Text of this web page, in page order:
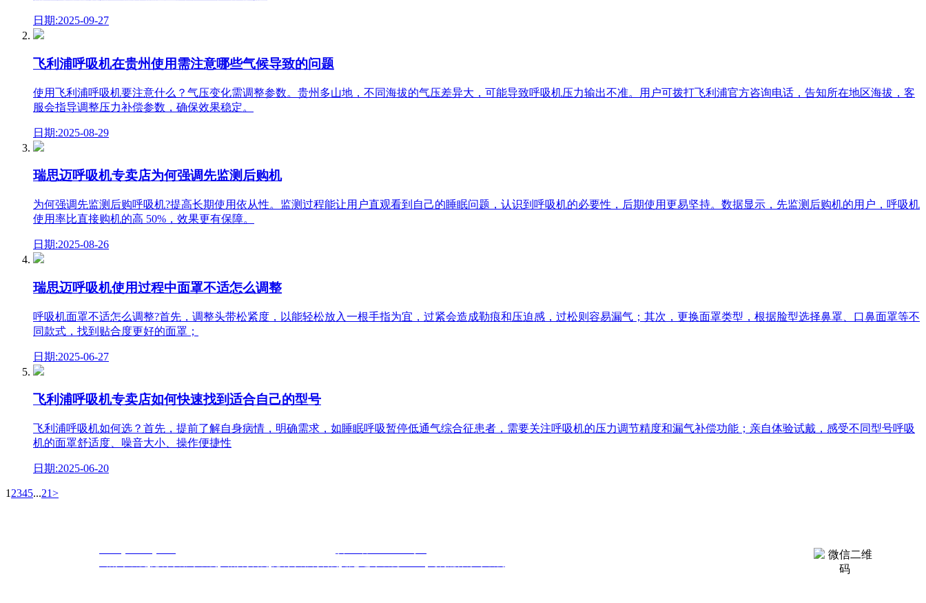
日期:2025-09-27
飞利浦呼吸机在贵州使用需注意哪些气候导致的问题
使用飞利浦呼吸机要注意什么？气压变化需调整参数。贵州多山地，不同海拔的气压差异大，可能导致呼吸机压力输出不准。用户可拨打飞利浦官方咨询电话，告知所在地区海拔，客
服会指导调整压力补偿参数，确保效果稳定。
日期:2025-08-29
瑞思迈呼吸机专卖店为何强调先监测后购机
为何强调先监测后购呼吸机?提高长期使用依从性。监测过程能让用户直观看到自己的睡眠问题，认识到呼吸机的必要性，后期使用更易坚持。数据显示，先监测后购机的用户，呼吸机
使用率比直接购机的高 50%，效果更有保障。
日期:2025-08-26
瑞思迈呼吸机使用过程中面罩不适怎么调整
呼吸机面罩不适怎么调整?首先，调整头带松紧度，以能轻松放入一根手指为宜，过紧会造成勒痕和压迫感，过松则容易漏气；其次，更换面罩类型，根据脸型选择鼻罩、口鼻面罩等不
同款式，找到贴合度更好的面罩；
日期:2025-06-27
飞利浦呼吸机专卖店如何快速找到适合自己的型号
飞利浦呼吸机如何选？首先，提前了解自身病情，明确需求，如睡眠呼吸暂停低通气综合征患者，需要关注呼吸机的压力调节精度和漏气补偿功能；亲自体验试戴，感受不同型号呼吸
机的面罩舒适度、噪音大小、操作便捷性
日期:2025-06-20
1 2345...21>